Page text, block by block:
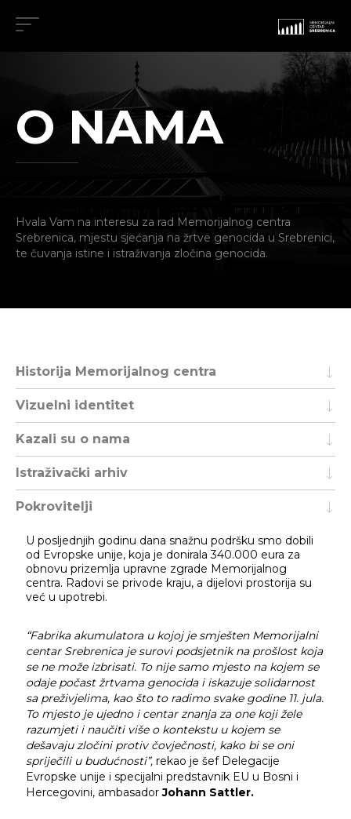
O NAMA
Hvala Vam na interesu za rad Memorijalnog centra
Srebrenica, mjestu sjećanja na žrtve genocida u Srebrenici,
te čuvanja istine i istraživanja zločina genocida.
Historija Memorijalnog centra
Vizuelni identitet
Kazali su o nama
Istraživački arhiv
Pokrovitelji
U posljednjih godinu dana snažnu podršku smo dobili
od Evropske unije, koja je donirala 340.000 eura za
obnovu prizemlja upravne zgrade Memorijalnog
centra. Radovi se privode kraju, a dijelovi prostorija su
već u upotrebi.
“Fabrika akumulatora u kojoj je smješten Memorijalni
centar Srebrenica je surovi podsjetnik na prošlost koja
se ne može izbrisati. To nije samo mjesto na kojem se
odaje počast žrtvama genocida i iskazuje solidarnost
sa preživjelima, kao što to radimo svake godine 11. jula.
To mjesto je ujedno i centar znanja za one koji žele
razumjeti i naučiti više o kontekstu u kojem se
dešavaju zločini protiv čovječnosti, kako bi se oni
spriječili u budućnosti”, rekao je šef Delegacije
Evropske unije i specijalni predstavnik EU u Bosni i
Hercegovini, ambasadorJohann Sattler.